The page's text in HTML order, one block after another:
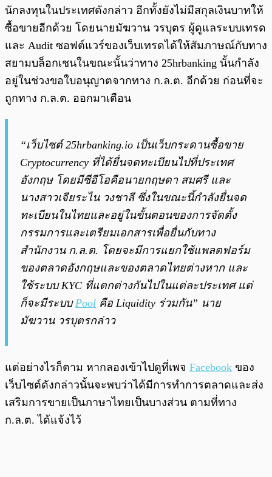
นักลงทุนในประเทศดังกล่าว อีกทั้งยังไม่มีสกุลเงินบาทให้
ซื้อขายอีกด้วย โดยนายมัฆวาน วรบุตร ผู้ดูแลระบบเทรด
และ Audit ซอฟต์แวร์ของเว็บเทรดได้ให้สัมภาษณ์กับทาง
สยามบล็อกเชนในขณะนั้นว่าทาง 25hrbanking นั้นกำลัง
อยู่ในช่วงขอใบอนุญาตจากทาง ก.ล.ต. อีกด้วย ก่อนที่จะ
ถูกทาง ก.ล.ต. ออกมาเตือน
“เว็บไซต์ 25hrbanking.io เป็นเว็บกระดานซื้อขาย
Cryptocurrency ที่ได้ยื่นจดทะเบียนไปที่ประเทศ
อังกฤษ โดยมีซีอีโอคือนายกฤษดา สมศรี และ
นางสาวเจียระไน วงชาลี ซึ่งในขณะนี้กำลังยื่นจด
ทะเบียนในไทยและอยู่ในขั้นตอนของการจัดตั้ง
กรรมการและเตรียมเอกสารเพื่อยื่นกับทาง
สำนักงาน ก.ล.ต. โดยจะมีการแยกใช้แพลตฟอร์ม
ของตลาดอังกฤษและของตลาดไทยต่างหาก และ
ใช้ระบบ KYC ที่แตกต่างกันไปในแต่ละประเทศ แต่
ก็จะมีระบบPool คือ Liquidity ร่วมกัน” นาย
มัฆวาน วรบุตรกล่าว
แต่อย่างไรก็ตาม หากลองเข้าไปดูที่เพจ Facebook ของ
เว็บไซต์ดังกล่าวนั้นจะพบว่าได้มีการทำการตลาดและส่ง
เสริมการขายเป็นภาษาไทยเป็นบางส่วน ตามที่ทาง
ก.ล.ต. ได้แจ้งไว้